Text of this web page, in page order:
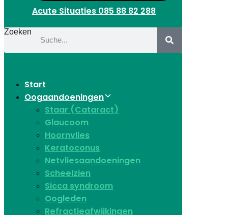
Acute Situaties 085 88 82 288
Zoeken
Start
Oogaandoeningen
Staar (Cataract)
Glaucoom
Hoornvlies
Keratoconus
Netvliesaandoeningen
Scheelzien
Sicca syndroom
Oogleden
Refractieafwijkingen